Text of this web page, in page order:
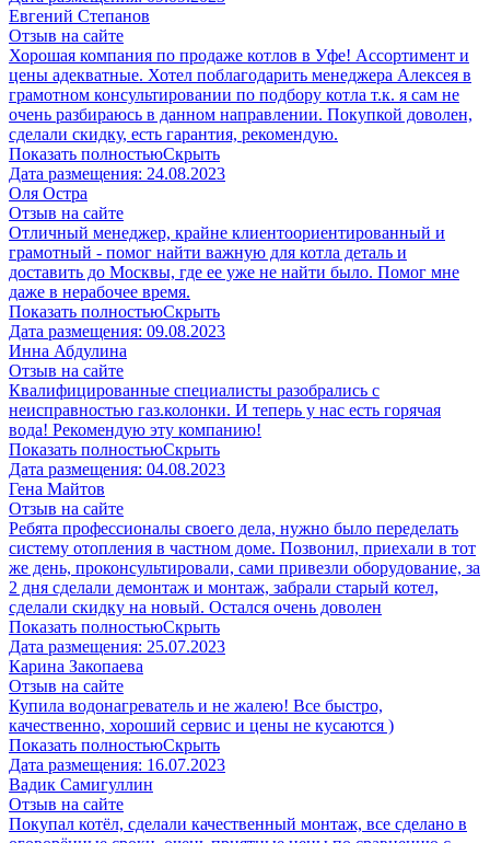
Евгений Степанов
Отзыв на сайте
Хорошая компания по продаже котлов в Уфе! Ассортимент и
цены адекватные. Хотел поблагодарить менеджера Алексея в
грамотном консультировании по подбору котла т.к. я сам не
очень разбираюсь в данном направлении. Покупкой доволен,
сделали скидку, есть гарантия, рекомендую.
Показать полностьюСкрыть
Дата размещения: 24.08.2023
​Оля Остра
Отзыв на сайте
Отличный менеджер, крайне клиентоориентированный и
грамотный - помог найти важную для котла деталь и
доставить до Москвы, где ее уже не найти было. Помог мне
даже в нерабочее время.
Показать полностьюСкрыть
Дата размещения: 09.08.2023
Инна Абдулина
Отзыв на сайте
Квалифицированные специалисты разобрались с
неисправностью газ.колонки. И теперь у нас есть горячая
вода! Рекомендую эту компанию!
Показать полностьюСкрыть
Дата размещения: 04.08.2023
​Гена Майтов
Отзыв на сайте
Ребята профессионалы своего дела, нужно было переделать
систему отопления в частном доме. Позвонил, приехали в тот
же день, проконсультировали, сами привезли оборудование, за
2 дня сделали демонтаж и монтаж, забрали старый котел,
сделали скидку на новый. Остался очень доволен
Показать полностьюСкрыть
Дата размещения: 25.07.2023
Карина Закопаева
Отзыв на сайте
Купила водонагреватель и не жалею! Все быстро,
качественно, хороший сервис и цены не кусаются )
Показать полностьюСкрыть
Дата размещения: 16.07.2023
Вадик Самигуллин
Отзыв на сайте
Покупал котёл, сделали качественный монтаж, все сделано в